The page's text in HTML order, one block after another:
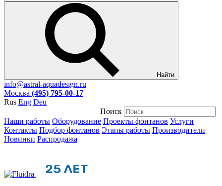
Найти
info@astral-aquadesign.ru
Москва (495) 795-00-17
Rus Eng Deu
Поиск
Наши работы Оборудование Проекты фонтанов Услуги
Контакты Подбор фонтанов Этапы работы Производители
Новинки Распродажа